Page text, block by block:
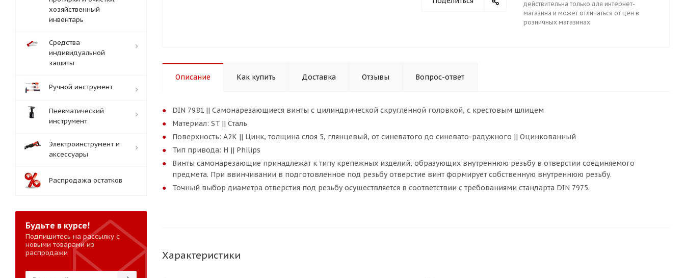
действительна только для интернет-
магазина и может отличаться от цен в
розничных магазинах
Описание Как купить Доставка Отзывы Вопрос-ответ
DIN 7981 || Самонарезающиеся винты с цилиндрической скруглённой головкой, с крестовым шлицем
Материал: ST || Сталь
Поверхность: A2K || Цинк, толщина слоя 5, глянцевый, от синеватого до синевато-радужного || Оцинкованный
Тип привода: H || Philips
Винты самонарезающие принадлежат к типу крепежных изделий, образующих внутреннюю резьбу в отверстии соединяемого
предмета. При ввинчивании в подготовленное под резьбу отверстие винт формирует собственную внутреннюю резьбу.
Точный выбор диаметра отверстия под резьбу осуществляется в соответствии с требованиями стандарта DIN 7975.
Характеристики
хозяйственный
инвентарь
Средства
индивидуальной
защиты
Ручной инструмент
Пневматический
инструмент
Электроинструмент и
аксессуары
Распродажа остатков
Будьте в курсе!
Подпишитесь на рассылку с
новыми товарами из
распродажи